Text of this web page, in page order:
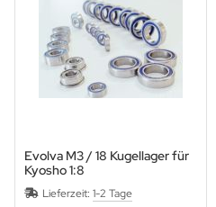
Evolva M3 / 18 Kugellager für
Kyosho 1:8
Lieferzeit: 1-2 Tage